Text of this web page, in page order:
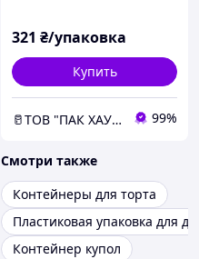
321 ₴/упаковка
Купить
🥛ТОВ "ПАК ХАУС" 99%
Смотри также
Контейнеры для торта
Пластиковая упаковка для
Контейнер купол